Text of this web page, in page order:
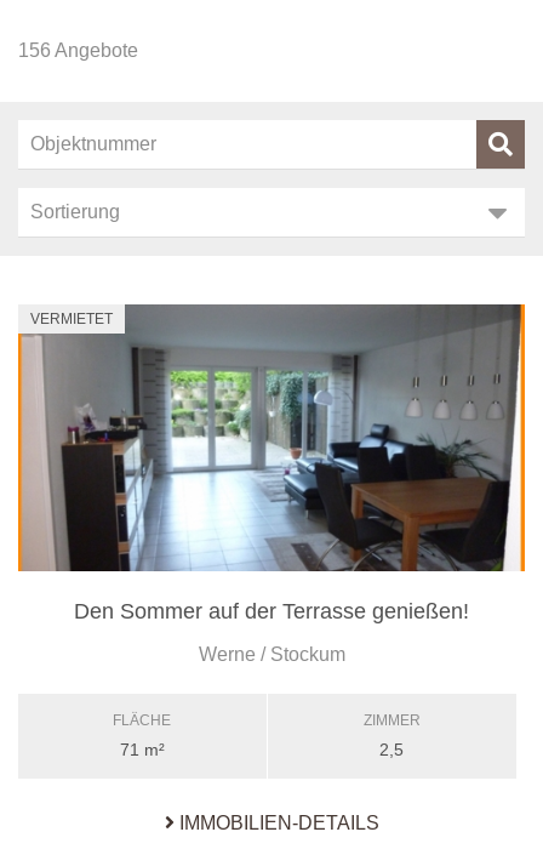
156 Angebote
VERMIETET
Den Sommer auf der Terrasse genießen!
Werne / Stockum
FLÄCHE
71 m²
ZIMMER
2,5
IMMOBILIEN-DETAILS